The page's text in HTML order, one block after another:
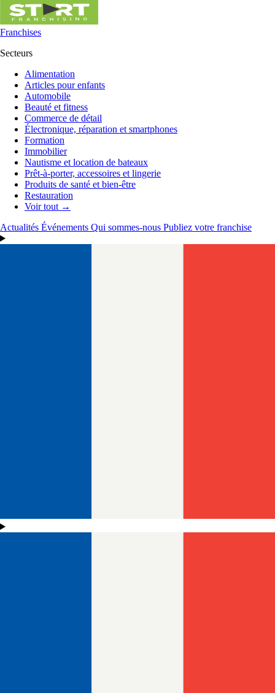
Franchises
Secteurs
Alimentation
Articles pour enfants
Automobile
Beauté et fitness
Commerce de détail
Électronique, réparation et smartphones
Formation
Immobilier
Nautisme et location de bateaux
Prêt-à-porter, accessoires et lingerie
Produits de santé et bien-être
Restauration
Voir tout →
Actualités Événements Qui sommes-nous Publiez votre franchise